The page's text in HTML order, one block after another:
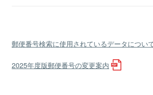
郵便番号検索に使用されているデータについ
2025年度版郵便番号の変更案内